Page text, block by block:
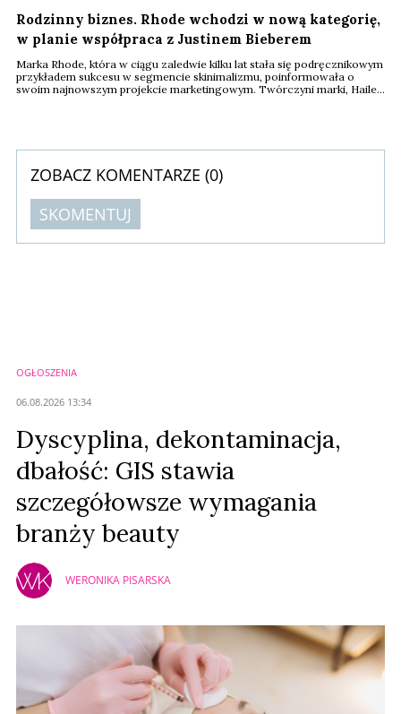
Rodzinny biznes. Rhode wchodzi w nową kategorię,
w planie współpraca z Justinem Bieberem
Marka Rhode, która w ciągu zaledwie kilku lat stała się podręcznikowym
przykładem sukcesu w segmencie skinimalizmu, poinformowała o
swoim najnowszym projekcie marketingowym. Twórczyni marki, Hailey
ZOBACZ KOMENTARZE (0)
SKOMENTUJ
OGŁOSZENIA
06.08.2026 13:34
Dyscyplina, dekontaminacja,
dbałość: GIS stawia
szczegółowsze wymagania
branży beauty
WERONIKA PISARSKA